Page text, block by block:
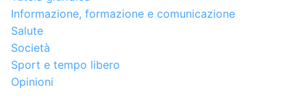
Informazione, formazione e comunicazione
Salute
Società
Sport e tempo libero
Opinioni